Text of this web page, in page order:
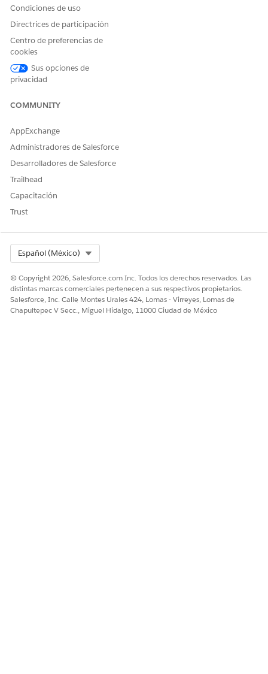
la persona que asiste a la capacitación de seguridad.
Realización manual
Este proceso de servicio enruta la solicitud de realización
manual al equipo de TI. Puede crear un flujo en Flow Builder
para incluir lógica personalizada, como aprobaciones de
Esta plantilla no incluye ninguna integración preconfigurada
para admisión o realización. Utilice Flow Builder para crear
captura y se realiza la solicitud.
¡Háganos saber cómo podemos mejorar!
Condiciones de uso
Directrices de participación
Centro de preferencias de
cookies
Sus opciones de
privacidad
COMMUNITY
AppExchange
Administradores de Salesforce
Desarrolladores de Salesforce
Trailhead
Capacitación
Trust
Español (México)
© Copyright 2026, Salesforce.com Inc. Todos los derechos reservados. Las
distintas marcas comerciales pertenecen a sus respectivos propietarios.
Salesforce, Inc. Calle Montes Urales 424, Lomas - Virreyes, Lomas de
Chapultepec V Secc., Miguel Hidalgo, 11000 Ciudad de México